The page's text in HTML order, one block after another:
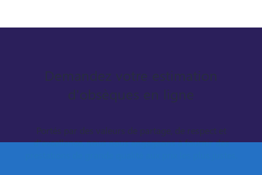
Demandez votre estimation
d'obsèques en ligne
Portés par des valeurs de partage, de respect et
d’excellence, nous nous engageons à fournir des